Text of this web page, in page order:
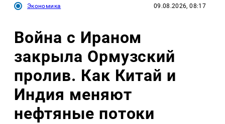
Экономика 09.08.2026, 08:17
Война с Ираном
закрыла Ормузский
пролив. Как Китай и
Индия меняют
нефтяные потоки